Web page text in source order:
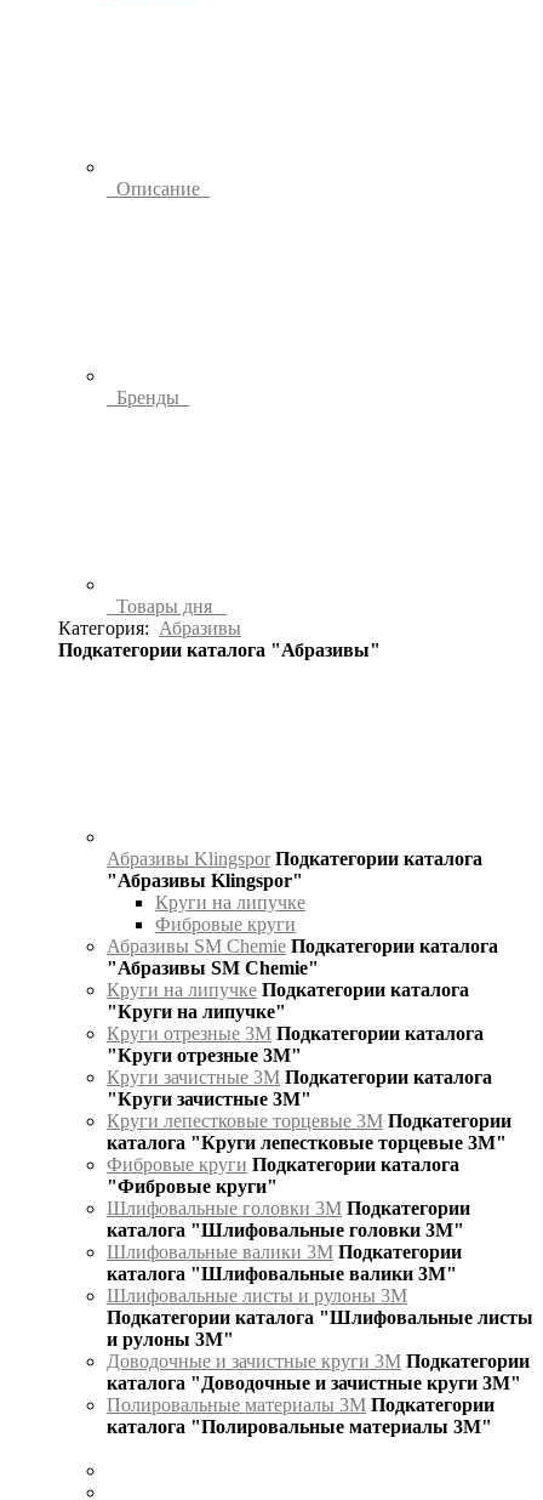
Описание
Бренды
Товары дня
Категория: Абразивы
Подкатегории каталога "Абразивы"
Абразивы Klingspor Подкатегории каталога
"Абразивы Klingspor"
Круги на липучке
Фибровые круги
Абразивы SM Chemie Подкатегории каталога
"Абразивы SM Chemie"
Круги на липучке Подкатегории каталога
"Круги на липучке"
Круги отрезные 3М Подкатегории каталога
"Круги отрезные 3М"
Круги зачистные 3М Подкатегории каталога
"Круги зачистные 3М"
Круги лепестковые торцевые 3М Подкатегории
каталога "Круги лепестковые торцевые 3М"
Фибровые круги Подкатегории каталога
"Фибровые круги"
Шлифовальные головки 3М Подкатегории
каталога "Шлифовальные головки 3М"
Шлифовальные валики 3М Подкатегории
каталога "Шлифовальные валики 3М"
Шлифовальные листы и рулоны 3М
Подкатегории каталога "Шлифовальные листы
и рулоны 3М"
Доводочные и зачистные круги 3М Подкатегории
каталога "Доводочные и зачистные круги 3М"
Полировальные материалы 3М Подкатегории
каталога "Полировальные материалы 3М"